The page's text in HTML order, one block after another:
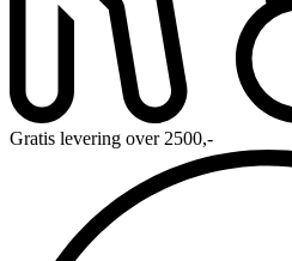
Gratis levering over 2500,-